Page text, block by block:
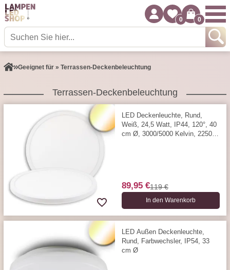
0 0
Geeignet für » Terrassen-Deckenbeleuchtung
Terrassen-Deckenbeleuchtung
LED Deckenleuchte, Rund,
Weiß, 24,5 Watt, IP44, 120°, 40
cm Ø, 3000/5000 Kelvin, 2250
89,95 €119 €
In den Warenkorb
LED Außen Deckenleuchte,
Rund, Farbwechsler, IP54, 33
cm Ø